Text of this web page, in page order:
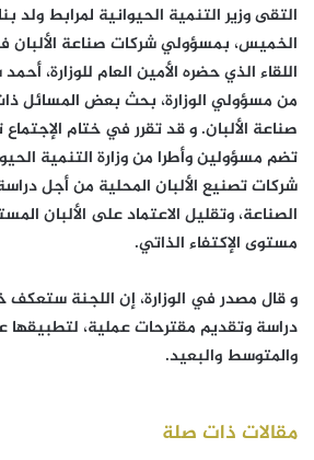
التقى وزير التنمية الحيوانية لمرابط
الخميس، بمسؤولي شركات صناعة الألبان
اللقاء الذي حضره الأمين العام للوزارة،
من مسؤولي الوزارة، بحث بعض المسائل
صناعة الألبان. و قد تقرر في ختام
تضم مسؤولين وأطرا من وزارة التنمية
شركات تصنيع الألبان المحلية من أجل
الصناعة، وتقليل الاعتماد على الألبان
مستوى الإكتفاء الذاتي.
و قال مصدر في الوزارة، إن اللجنة ستعكف
دراسة وتقديم مقترحات عملية، لتطبيقها
والمتوسط والبعيد.
مقالات ذات صلة